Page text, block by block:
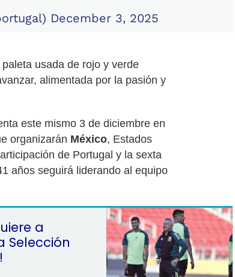
December 3, 2025
usada de rojo y verde
alimentada por la pasión y
este mismo 3 de diciembre en
organizarán México, Estados
de Portugal y la sexta
años seguirá liderando al equipo
a
Selección